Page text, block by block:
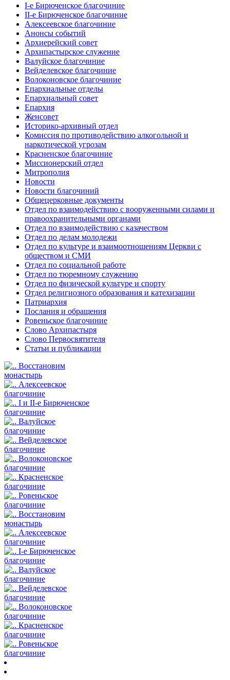
I-е Бирюченское благочиние
II-е Бирюченское благочиние
Алексеевское благочиние
Анонсы событий
Архиерейский совет
Архипастырское служение
Валуйское благочиние
Вейделевское благочиние
Волоконовское благочиние
Епархиальные отделы
Епархиальный совет
Епархия
Женсовет
Историко-архивный отдел
Комиссия по противодействию алкогольной и
наркотической угрозам
Красненское благочиние
Миссионерский отдел
Митрополия
Новости
Новости благочиний
Общецерковные документы
Отдел по взаимодействию с вооруженными силами и
правоохранительными органами
Отдел по взаимодействию с казачеством
Отдел по делам молодежи
Отдел по культуре и взаимоотношениям Церкви с
обществом и СМИ
Отдел по социальной работе
Отдел по тюремному служению
Отдел по физической культуре и спорту
Отдел религиозного образования и катехизации
Патриархия
Послания и обращения
Ровеньское благочиние
Слово Архипастыря
Слово Первосвятителя
Статьи и публикации
Восстановим
монастырь
Алексеевское
благочиние
I и II-е Бирюченское
благочиние
Валуйское
благочиние
Вейделевское
благочиние
Волоконовское
благочиние
Красненское
благочиние
Ровеньское
благочиние
Восстановим
монастырь
Алексеевское
благочиние
I-е Бирюченское
благочиние
Валуйское
благочиние
Вейделевское
благочиние
Волоконовское
благочиние
Красненское
благочиние
Ровеньское
благочиние